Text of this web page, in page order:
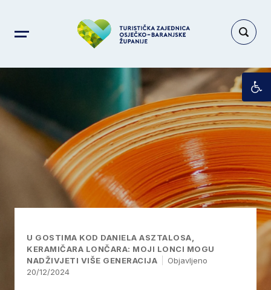
U GOSTIMA KOD DANIELA ASZTALOSA,
KERAMIČARA LONČARA: MOJI LONCI MOGU
NADŽIVJETI VIŠE GENERACIJA
Objavljeno
20/12/2024